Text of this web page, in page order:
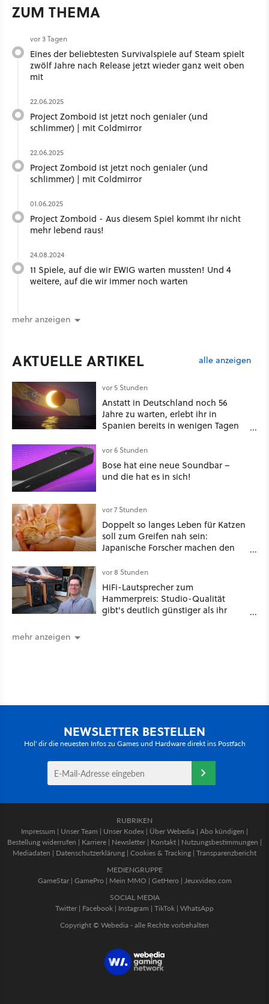
ZUM THEMA
vor 3 Tagen
Eines der beliebtesten Survivalspiele auf Steam spielt
zwölf Jahre nach Release jetzt wieder ganz weit oben
mit
22.06.2025
Project Zomboid ist jetzt noch genialer (und
schlimmer) | mit Coldmirror
22.06.2025
Project Zomboid ist jetzt noch genialer (und
schlimmer) | mit Coldmirror
01.06.2025
Project Zomboid - Aus diesem Spiel kommt ihr nicht
mehr lebend raus!
24.08.2024
11 Spiele, auf die wir EWIG warten mussten! Und 4
weitere, auf die wir immer noch warten
mehr anzeigen
AKTUELLE ARTIKEL alle anzeigen
vor 5 Stunden
Anstatt in Deutschland noch 56
Jahre zu warten, erlebt ihr in
Spanien bereits in wenigen Tagen
vor 6 Stunden
Bose hat eine neue Soundbar –
und die hat es in sich!
vor 7 Stunden
Doppelt so langes Leben für Katzen
soll zum Greifen nah sein:
Japanische Forscher machen den
wahr, doch über 1.200 Kommentare
zeigen, dass es nicht so einfach ist
vor 8 Stunden
HiFi-Lautsprecher zum
Hammerpreis: Studio-Qualität
gibt's deutlich günstiger als ihr
mehr anzeigen
NEWSLETTER BESTELLEN
Hol' dir die neuesten Infos zu Games und Hardware direkt ins Postfach
RUBRIKEN
Impressum | Unser Team | Unser Kodex | Über Webedia | Abo kündigen |
Bestellung widerrufen | Karriere | Newsletter | Kontakt | Nutzungsbestimmungen |
Mediadaten | Datenschutzerklärung | Cookies & Tracking | Transparenzbericht
MEDIENGRUPPE
GameStar| GamePro | Mein MMO | GetHero | Jeuxvideo.com
SOCIAL MEDIA
Twitter | Facebook | Instagram | TikTok | WhatsApp
Copyright © Webedia - alle Rechte vorbehalten